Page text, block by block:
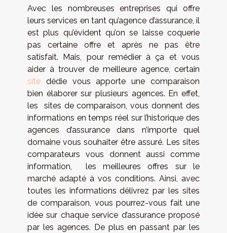
Avec les nombreuses entreprises qui offre
leurs services en tant qu’agence d’assurance, il
est plus qu’évident qu’on se laisse coquerie
pas certaine offre et après ne pas être
satisfait. Mais, pour remédier à ça et vous
aider à trouver de meilleure agence, certain
site dédie vous apporte une comparaison
bien élaborer sur plusieurs agences. En effet,
les sites de comparaison, vous donnent des
informations en temps réel sur l’historique des
agences d’assurance dans n’importe quel
domaine vous souhaiter être assuré. Les sites
comparateurs vous donnent aussi comme
information, les meilleures offres sur le
marché adapté à vos conditions. Ainsi, avec
toutes les informations délivrez par les sites
de comparaison, vous pourrez-vous fait une
idée sur chaque service d’assurance proposé
par les agences. De plus en passant par les